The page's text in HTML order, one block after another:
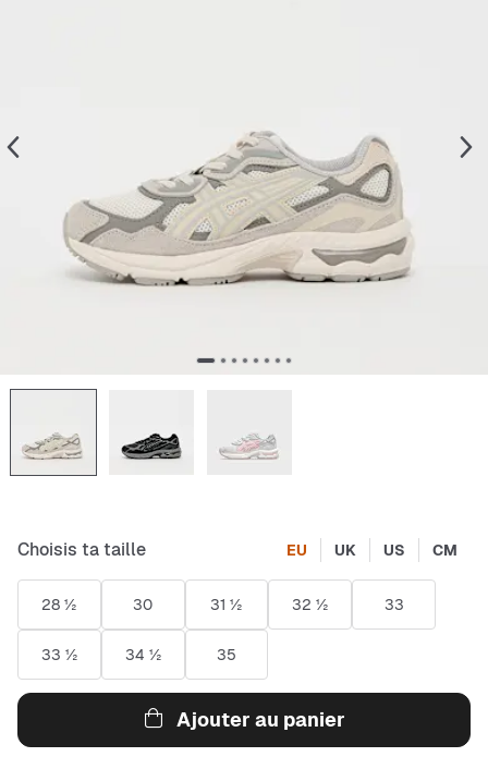
Choisis ta taille EU UK US CM
28 ½ 30 31 ½ 32 ½ 33
33 ½ 34 ½ 35
Ajouter au panier